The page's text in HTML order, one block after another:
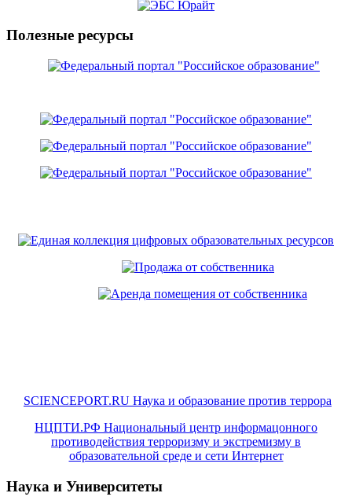
Полезные ресурсы
SCIENCEPORT.RU Наука и образование против террора
НЦПТИ.РФ Национальный центр информацонного
противодействия терроризму и экстремизму в
образовательной среде и сети Интернет
Наука и Университеты